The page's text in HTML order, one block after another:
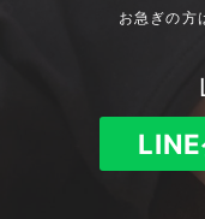
お急ぎの方